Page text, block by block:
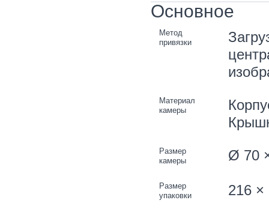
Основное
Метод
привязки
Материал
камеры
Размер
камеры
Ø 70
Размер
упаковки
216 ×